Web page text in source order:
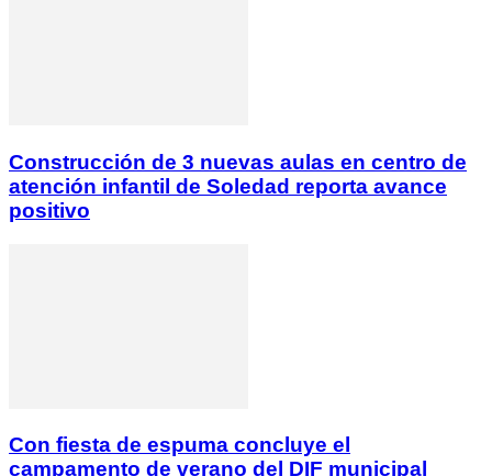
Construcción de 3 nuevas aulas en centro de
atención infantil de Soledad reporta avance
positivo
Con fiesta de espuma concluye el
campamento de verano del DIF municipal